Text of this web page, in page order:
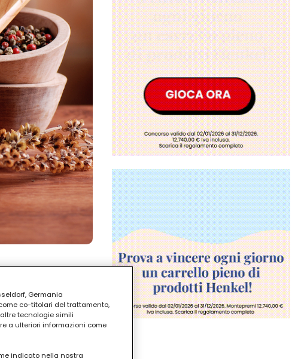
Germania
co-titolari del trattamento,
tecnologie simili
a ulteriori informazioni come
indicato nella nostra